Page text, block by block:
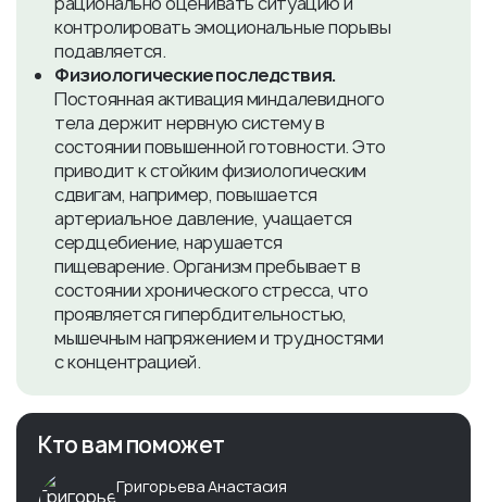
контролировать эмоциональные порывы
подавляется.
Физиологические последствия.
Постоянная активация миндалевидного
тела держит нервную систему в
состоянии повышенной готовности. Это
приводит к стойким физиологическим
сдвигам, например, повышается
артериальное давление, учащается
сердцебиение, нарушается
пищеварение. Организм пребывает в
состоянии хронического стресса, что
проявляется гипербдительностью,
мышечным напряжением и трудностями
с концентрацией.
Кто вам поможет
Григорьева Анастасия